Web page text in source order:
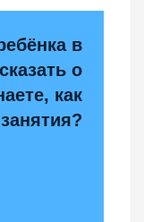
в
о
как